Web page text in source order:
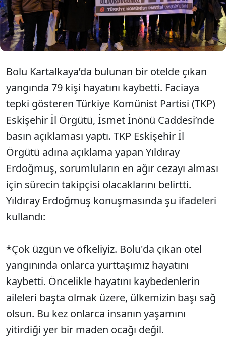
yapıldı.
Bolu Kartalkaya’da bulunan bir otelde çıkan
yangında 79 kişi hayatını kaybetti. Faciaya
tepki gösteren Türkiye Komünist Partisi (TKP)
Eskişehir İl Örgütü, İsmet İnönü Caddesi’nde
basın açıklaması yaptı. TKP Eskişehir İl
Örgütü adına açıklama yapan Yıldıray
Erdoğmuş, sorumluların en ağır cezayı alması
için sürecin takipçisi olacaklarını belirtti.
Yıldıray Erdoğmuş konuşmasında şu ifadeleri
kullandı:
*Çok üzgün ve öfkeliyiz. Bolu'da çıkan otel
yangınında onlarca yurttaşımız hayatını
kaybetti. Öncelikle hayatını kaybedenlerin
aileleri başta olmak üzere, ülkemizin başı sağ
olsun. Bu kez onlarca insanın yaşamını
yitirdiği yer bir maden ocağı değil.